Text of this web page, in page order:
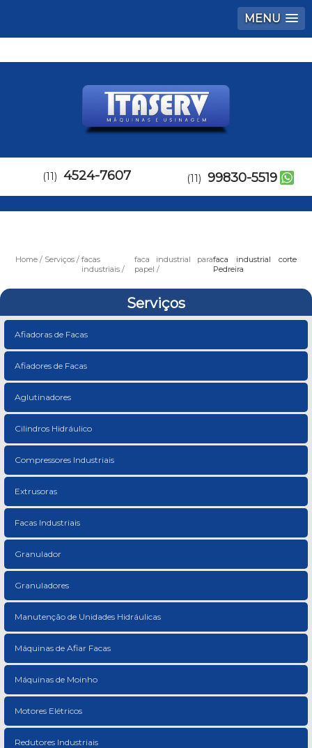
MENU
(11) 4524-7607 (11) 99830-5519
Home Serviços
facas
industriais
faca industrial para
papel
faca industrial corte
Pedreira
Serviços
Afiadoras de Facas
Afiadores de Facas
Aglutinadores
Cilindros Hidráulico
Compressores Industriais
Extrusoras
Facas Industriais
Granulador
Granuladores
Manutenção de Unidades Hidráulicas
Máquinas de Afiar Facas
Máquinas de Moinho
Motores Elétricos
Redutores Industriais